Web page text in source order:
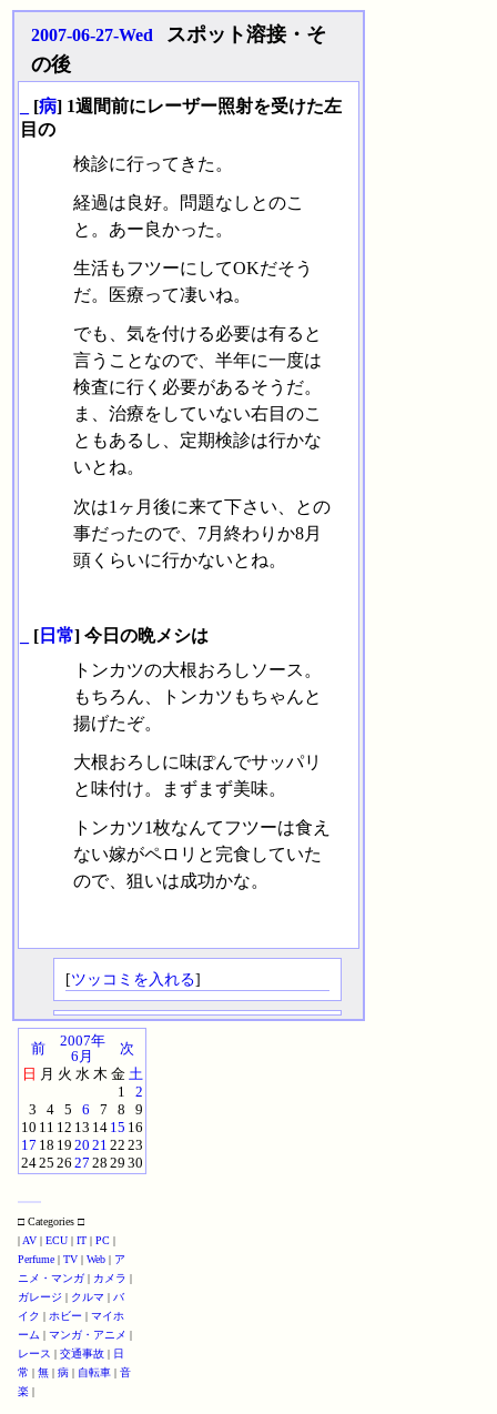
2007-06-27-Wed
スポット溶接・そ
の後
[病] 1週間前にレーザー照射を受けた左
目の
検診に行ってきた。
経過は良好。問題なしとのこ
と。あー良かった。
生活もフツーにしてOKだそう
だ。医療って凄いね。
でも、気を付ける必要は有ると
言うことなので、半年に一度は
検査に行く必要があるそうだ。
ま、治療をしていない右目のこ
ともあるし、定期検診は行かな
いとね。
次は1ヶ月後に来て下さい、との
事だったので、7月終わりか8月
頭くらいに行かないとね。
[ 日常] 今日の晩メシは
トンカツの大根おろしソース。
もちろん、トンカツもちゃんと
揚げたぞ。
大根おろしに味ぽんでサッパリ
と味付け。まずまず美味。
トンカツ1枚なんてフツーは食え
ない嫁がペロリと完食していた
ので、狙いは成功かな。
[ツッコミを入れる]
前
2007年
6月
次
日 月 火 水 木 金 土
1
2
3
4 5 6 7 8
9
10 11 12 13 14 15 16
17 18 19 20 21 22 23
2425 26 27 28 29 30
□ Categories □
| AV | ECU | IT | PC |
Perfume | TV | Web | ア
ニメ・マンガ | カメラ |
ガレージ | クルマ | バ
イク | ホビー | マイホ
ーム | マンガ・アニメ |
レース | 交通事故 | 日
常 | 無 | 病 | 自転車 | 音
楽 |